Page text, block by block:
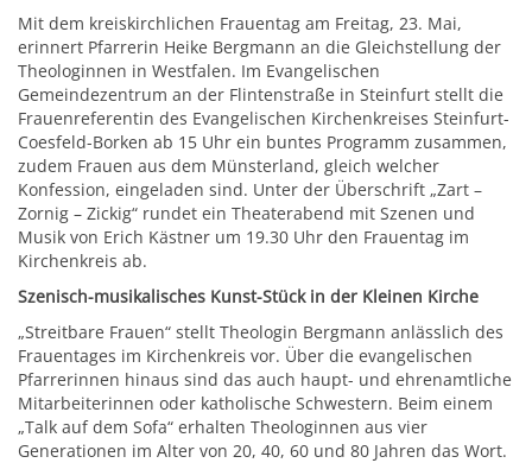
Mit dem kreiskirchlichen Frauentag am Freitag, 23. Mai,
erinnert Pfarrerin Heike Bergmann an die Gleichstellung der
Theologinnen in Westfalen. Im Evangelischen
Gemeindezentrum an der Flintenstraße in Steinfurt stellt die
Frauenreferentin des Evangelischen Kirchenkreises Steinfurt-
Coesfeld-Borken ab 15 Uhr ein buntes Programm zusammen,
zudem Frauen aus dem Münsterland, gleich welcher
Konfession, eingeladen sind. Unter der Überschrift „Zart –
Zornig – Zickig“ rundet ein Theaterabend mit Szenen und
Musik von Erich Kästner um 19.30 Uhr den Frauentag im
Kirchenkreis ab.
Szenisch-musikalisches Kunst-Stück in der Kleinen Kirche
„Streitbare Frauen“ stellt Theologin Bergmann anlässlich des
Frauentages im Kirchenkreis vor. Über die evangelischen
Pfarrerinnen hinaus sind das auch haupt- und ehrenamtliche
Mitarbeiterinnen oder katholische Schwestern. Beim einem
„Talk auf dem Sofa“ erhalten Theologinnen aus vier
Generationen im Alter von 20, 40, 60 und 80 Jahren das Wort.